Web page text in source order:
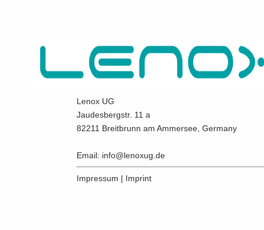
Lenox UG
Jaudesbergstr. 11 a
82211 Breitbrunn am Ammersee, Germany
Email: info@lenoxug.de
Impressum | Imprint